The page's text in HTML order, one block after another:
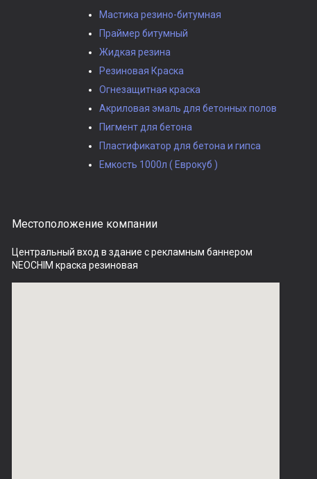
Мастика резино-битумная
Праймер битумный
Жидкая резина
Резиновая Краска
Огнезащитная краска
Акриловая эмаль для бетонных полов
Пигмент для бетона
Пластификатор для бетона и гипса
Емкость 1000л ( Еврокуб )
Местоположение компании
Центральный вход в здание с рекламным баннером
NEOCHIM краска резиновая